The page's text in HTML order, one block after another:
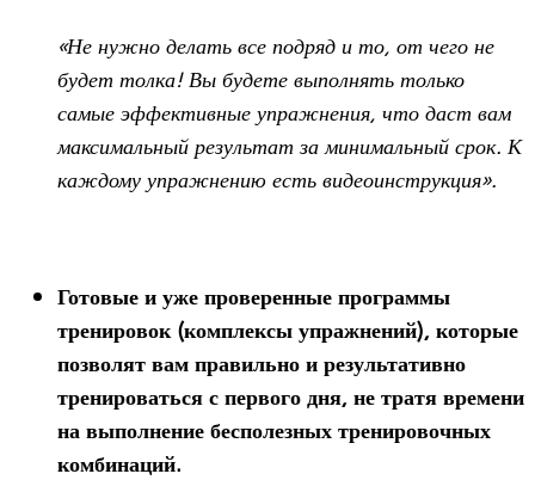
«Не нужно делать все подряд и то, от чего не
будет толка! Вы будете выполнять только
самые эффективные упражнения, что даст вам
максимальный результат за минимальный срок. К
каждому упражнению есть видеоинструкция».
Готовые и уже проверенные программы
тренировок (комплексы упражнений), которые
позволят вам правильно и результативно
тренироваться с первого дня, не тратя времени
на выполнение бесполезных тренировочных
комбинаций.